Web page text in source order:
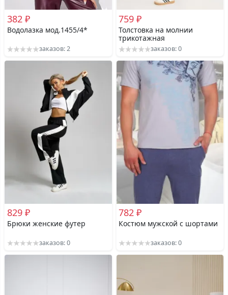
382 ₽
Водолазка мод.1455/4*
заказов: 2
759 ₽
Толстовка на молнии
трикотажная
заказов: 0
829 ₽
Брюки женские футер
заказов: 0
782 ₽
Костюм мужской с шортами
заказов: 0